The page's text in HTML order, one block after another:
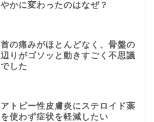
やかに変わったのはなぜ？
首の痛みがほとんどなく、骨盤の
辺りがゴソッと動きすごく不思議
でした
アトピー性皮膚炎にステロイド薬
を使わず症状を軽減したい